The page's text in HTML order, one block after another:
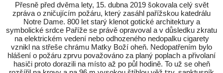
Přesně před dvěma lety, 15. dubna 2019 šokovala celý svět
zpráva o zničujícím požáru, který zasáhl pařížskou katedrálu
Notre Dame. 800 let starý klenot gotické architektury a
symbolické srdce Paříže se právě opravoval a v důsledku zkratu
na elektrickém vedení nebo odhozeného nedopalku cigarety
vznikl na střeše chrámu Matky Boží oheň. Nedopatřením bylo
hlášení o požáru zprvu považováno za planý poplach a přivolaní
hasiči proto dorazili na místo až po půl hodině. To už se oheň